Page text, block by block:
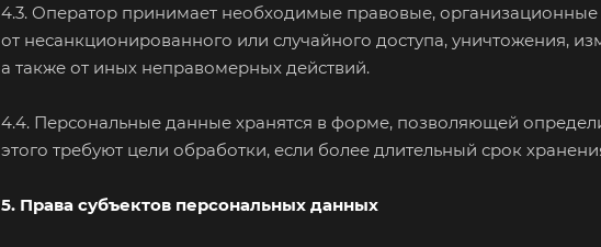
4.3. Оператор принимает необходимые правовые,
от несанкционированного или случайного доступа, уничтожения,
а также от иных неправомерных действий.
4.4. Персональные данные хранятся в форме, позволяющей
этого требуют цели обработки, если более длительный срок
5. Права субъектов персональных данных